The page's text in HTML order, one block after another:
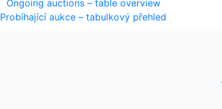
Ongoing auctions – table overview
Probíhající aukce – tabulkový přehled